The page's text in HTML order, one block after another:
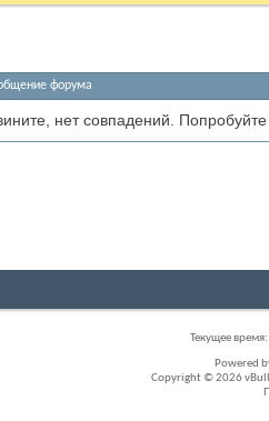
форума
нет совпадений.
Текущее время:
Powered
Copyright © 2026